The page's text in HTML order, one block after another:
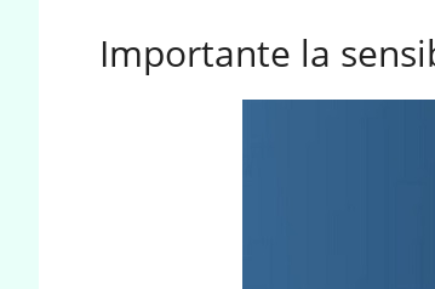
Importante la